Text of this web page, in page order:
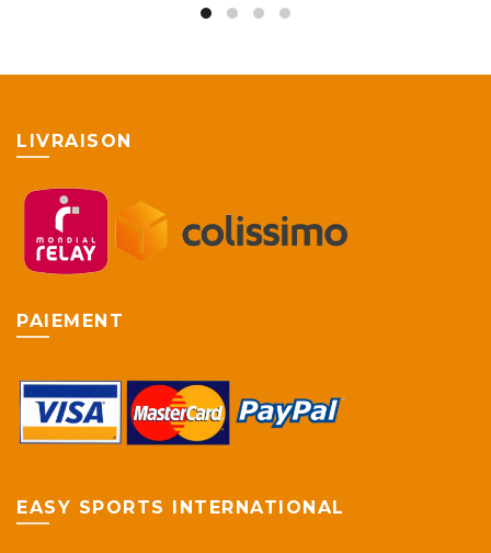
LIVRAISON
PAIEMENT
EASY SPORTS INTERNATIONAL